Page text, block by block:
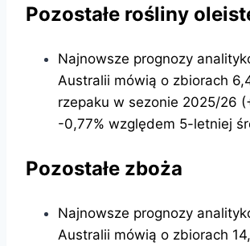
Pozostałe rośliny
Najnowsze prognozy
Australii mówią o zbiorach
rzepaku w sezonie 2025/26
-0,77% względem 5-letniej
Pozostałe zboża
Najnowsze prognozy
Australii mówią o zbiorach